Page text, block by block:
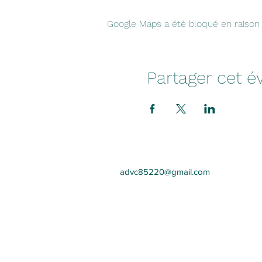
Google Maps a été bloqué en
Partager cet
advc85220@gmail.com